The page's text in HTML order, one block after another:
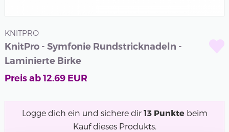
KNITPRO
KnitPro - Symfonie Rundstricknadeln -
Laminierte Birke
Preis ab12.69EUR
Logge dich ein und sichere dir 13 Punktebeim
Kauf dieses Produkts.